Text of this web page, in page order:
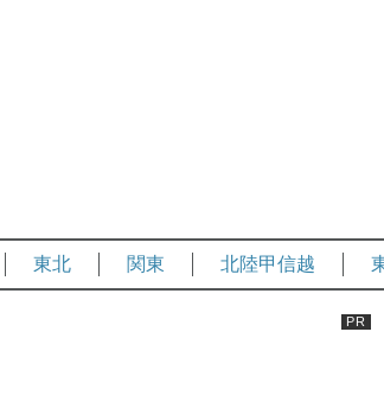
東北 関東 北陸甲信越